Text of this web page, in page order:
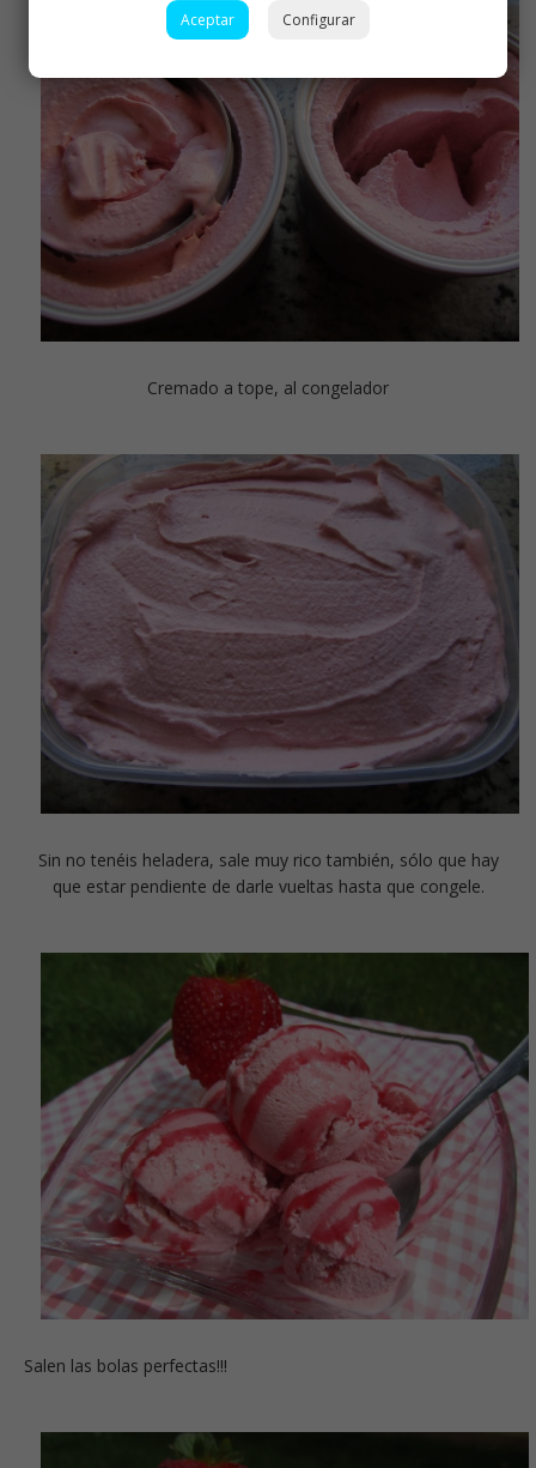
Cremado a tope, al congelador
Sin no tenéis heladera, sale muy rico también, sólo que hay
que estar pendiente de darle vueltas hasta que congele.
Salen las bolas perfectas!!!
Aceptar Configurar